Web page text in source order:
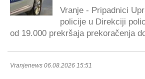
Vranje - Pripadnici
policije u Direkciji
od 19.000 prekršaja prekoračenja
Vranjenews 06.08.2026 15:51